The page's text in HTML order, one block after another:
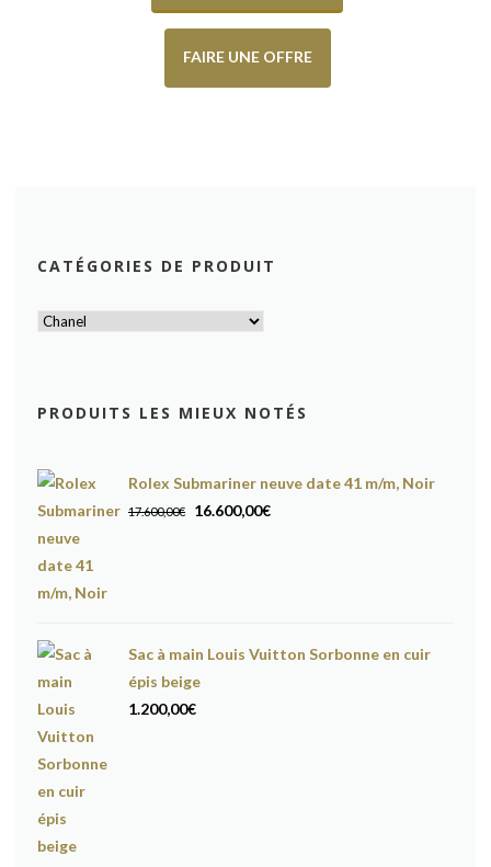
FAIRE UNE OFFRE
CATÉGORIES DE PRODUIT
PRODUITS LES MIEUX NOTÉS
Rolex Submariner neuve date 41 m/m, Noir
17.600,00€
Le
16.600,00€Le
Sac à main Louis Vuitton Sorbonne en cuir
épis beige
1.200,00€